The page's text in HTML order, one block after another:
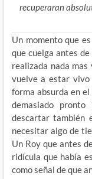
recuperaran
Un momento que
que cuelga antes
realizada nada
vuelve a estar
forma absurda en
demasiado
descartar también
necesitar algo de
Un Roy que antes
ridícula que había
como señal de que